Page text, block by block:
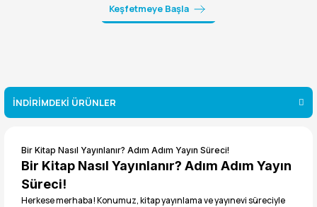
Keşfetmeye Başla
İNDİRİMDEKİ ÜRÜNLER
400,00 TL
320,00 TL
Bir Kitap Nasıl Yayınlanır? Adım Adım Yayın Süreci!
Bir Kitap Nasıl Yayınlanır? Adım Adım Yayın
Süreci!
Herkese merhaba! Konumuz, kitap yayınlama ve yayınevi süreciyle